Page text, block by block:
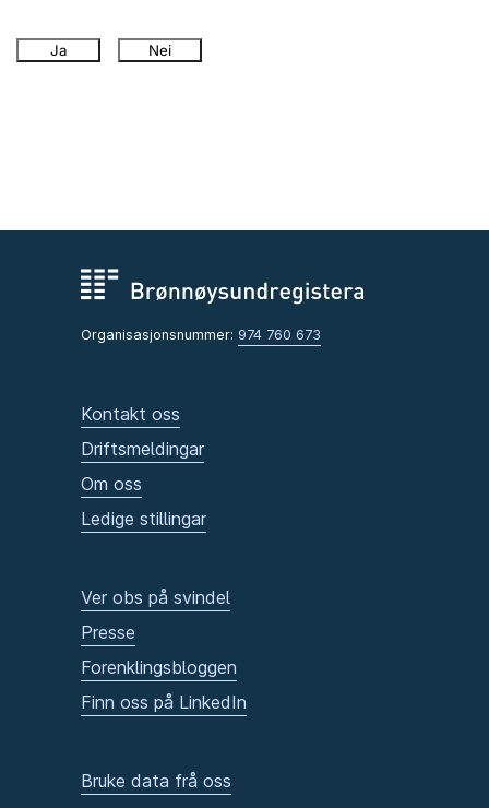
Ja Nei
Organisasjonsnummer: 974 760 673
Kontakt oss
Driftsmeldingar
Om oss
Ledige stillingar
Ver obs på svindel
Presse
Forenklingsbloggen
Finn oss på LinkedIn
Bruke data frå oss